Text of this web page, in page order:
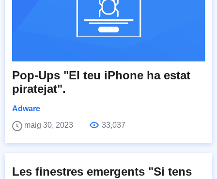
Pop-Ups "El teu iPhone ha estat
piratejat".
Adware
maig 30, 2023
33,037
Les finestres emergents "Si tens